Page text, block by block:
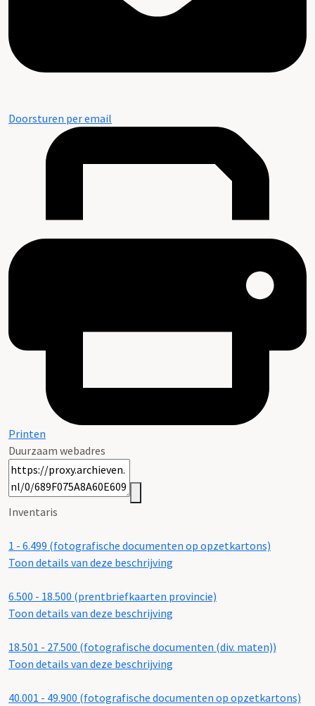
Doorsturen per email
Printen
Duurzaam webadres
Inventaris
1 - 6.499 (fotografische documenten op opzetkartons)
Toon details van deze beschrijving
6.500 - 18.500 (prentbriefkaarten provincie)
Toon details van deze beschrijving
18.501 - 27.500 (fotografische documenten (div. maten))
Toon details van deze beschrijving
40.001 - 49.900 (fotografische documenten op opzetkartons)